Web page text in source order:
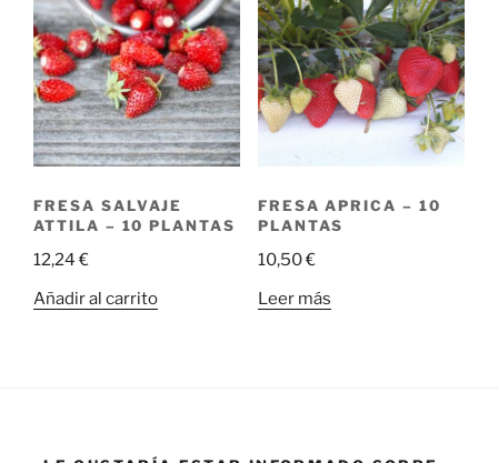
FRESA SALVAJE
ATTILA – 10 PLANTAS
12,24€
Añadir al carrito
FRESA APRICA – 10
PLANTAS
10,50€
Leer más